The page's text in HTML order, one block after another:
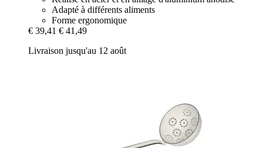
Adapté à différents aliments
Forme ergonomique
€ 39,41 € 41,49
Livraison jusqu'au 12 août